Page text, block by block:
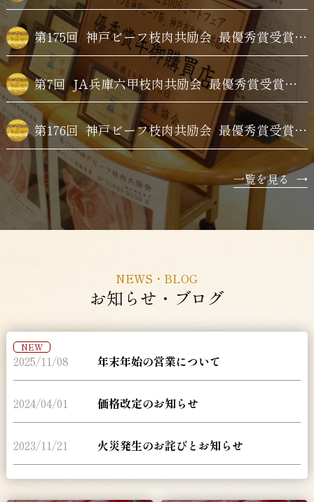
第175回 神戸ビーフ枝肉共励会 最優秀賞受賞牛購買
第7回 JA兵庫六甲枝肉共励会 最優秀賞受賞牛購買
第176回 神戸ビーフ枝肉共励会 最優秀賞受賞牛購買
一覧を見る →
NEWS・BLOG
お知らせ・ブログ
2025/11/08
NEW
年末年始の営業について
2024/04/01 価格改定のお知らせ
2023/11/21 火災発生のお詫びとお知らせ